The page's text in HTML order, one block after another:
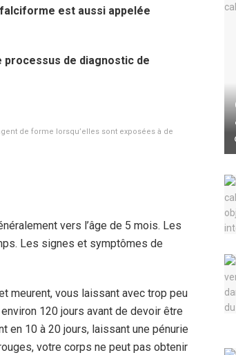
est aussi appelée
de diagnostic de
de forme lorsqu’elles sont exposées à de
vers l’âge de 5 mois. Les
Les signes et symptômes de
meurent, vous laissant avec trop peu
120 jours avant de devoir être
10 à 20 jours, laissant une pénurie
votre corps ne peut pas obtenir